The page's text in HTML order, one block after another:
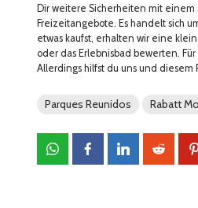
Dir weitere Sicherheiten mit einem
Freizeitangebote. Es handelt sich
etwas kaufst, erhalten wir eine
oder das Erlebnisbad bewerten.
Allerdings hilfst du uns und diesem
Parques Reunidos Rabatt